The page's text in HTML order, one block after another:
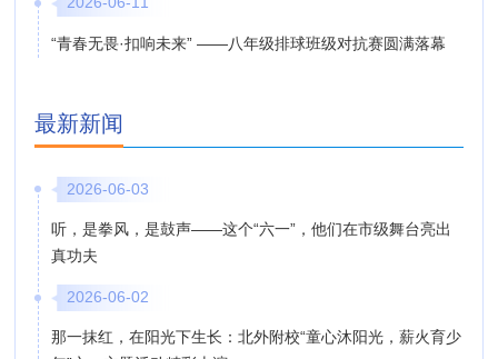
“青春无畏·扣响未来” ——八年级排球班级对抗赛圆满落幕
最新新闻
2026-06-03
听，是拳风，是鼓声——这个“六一”，他们在市级舞台亮出
真功夫
2026-06-02
那一抹红，在阳光下生长：北外附校“童心沐阳光，薪火育少